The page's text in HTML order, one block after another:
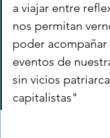
a viajar entre
nos permitan
poder
eventos de
sin vicios
capitalistas"